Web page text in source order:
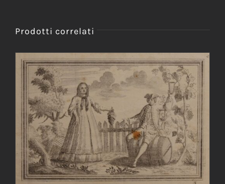
Prodotti correlati
AGGIUNGI AL CARRELLO / DETTAGLI